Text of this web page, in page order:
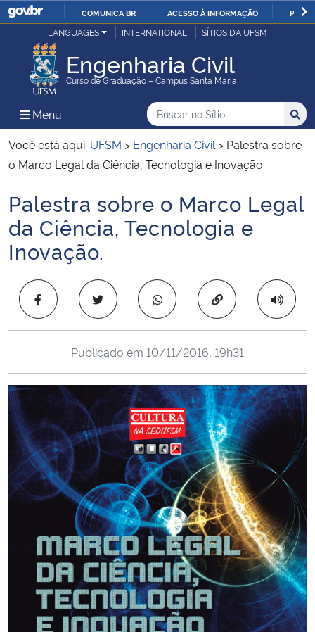
IR
O
COMUNICA BR ACESSO À INFORMAÇÃO
Ministério da Justiça e Segurança Pública
Ministério da Defesa
Ministério das Relações Exteriores
Ministério da Infraestrutura
Ministério da Agricultura, Pecuária e Abastecimento
Ministério da Educação
Ministério de Minas e Energia
Ministério da Ciência, Tecnologia, Inovações e Comunicações
Ministério do Meio Ambiente
Ministério do Turismo
Ministério do Desenvolvimento Regional
Controladoria-Geral da União
Ministério da Mulher, da Família e dos Direitos Humanos
LANGUAGES INTERNATIONAL SÍTIOS DA UFSM
Engenharia Civil
Curso de Graduação – Campus Santa Maria
Menu Menu Principal do Sítio
Busca
Buscar no no Sítio
Busca:
Você está aqui: UFSM > Engenharia Civil > Palestra sobre
o Marco Legal da Ciência, Tecnologia e Inovação.
Início do conteúdo
Palestra sobre o Marco Legal
da Ciência, Tecnologia e
Inovação.
Copiar para área
Publicado em 10/11/2016, 19h31